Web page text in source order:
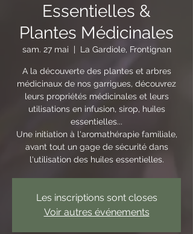
Essentielles &
Plantes Médicinales
sam. 27 mai
  |
La Gardiole, Frontignan
A la découverte des plantes et arbres
médicinaux de nos garrigues, découvrez
leurs propriétés médicinales et leurs
utilisations en infusion, sirop, huiles
essentielles...
Une initiation à l'aromathérapie familiale,
avant tout un gage de sécurité dans
l'utilisation des huiles essentielles.
Les inscriptions sont closes
Voir autres événements